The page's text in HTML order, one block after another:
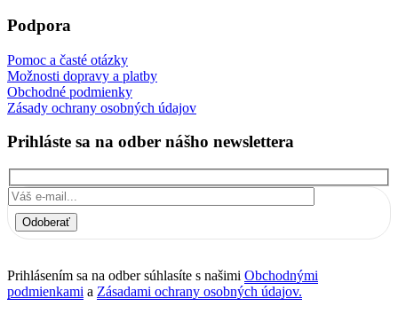
Podpora
Pomoc a časté otázky
Možnosti dopravy a platby
Obchodné podmienky
Zásady ochrany osobných údajov
Prihláste sa na odber nášho newslettera
Odoberať
Prihlásením sa na odber súhlasíte s našimi Obchodnými
podmienkami a Zásadami ochrany osobných údajov.